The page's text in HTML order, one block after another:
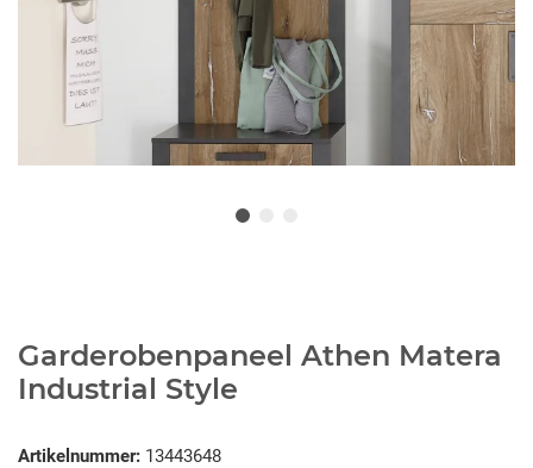
Garderobenpaneel Athen Matera
Industrial Style
Artikelnummer: 13443648